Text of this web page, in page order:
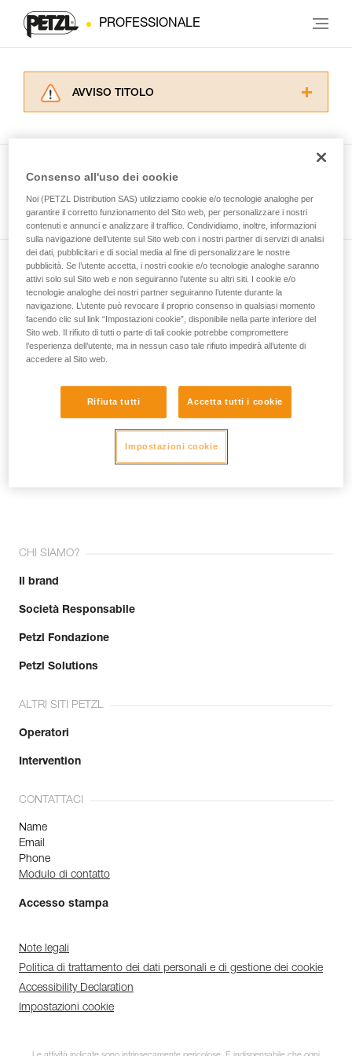
PROFESSIONALE
AVVISO TITOLO
La padronanza di queste tecniche richiede una
formazione ed un addestramento specifico.
Verificate con un professionista la vostra
capacità di rifare la manovra, da soli, in piena
sicurezza, prima di riprodurla autonomamente.
Forniamo esempi di tecniche relative alla vostra
attività. Ne possono esistere altre che non
vengono qui descritte.
Guarda tutti i consigli tecnici
Iscriviti alla newsletter
e rimani connesso alle nostre novità
E-mail *
Unisciti alla community!
CHI SIAMO?
Il brand
Società Responsabile
Petzl Fondazione
Petzl Solutions
ALTRI SITI PETZL
Operatori
Intervention
CONTATTACI
Name
Email
Phone
Modulo di contatto
Accesso stampa
Note legali
Politica di trattamento dei dati personali e di gestione dei cookie
Accessibility Declaration
Impostazioni cookie
Consenso all'uso dei cookie
Noi (PETZL Distribution SAS) utilizziamo cookie e/o tecnologie analoghe per
garantire il corretto funzionamento del Sito web, per personalizzare i nostri
contenuti e annunci e analizzare il traffico. Condividiamo, inoltre, informazioni
sulla navigazione dell’utente sul Sito web con i nostri partner di servizi di analisi
dei dati, pubblicitari e di social media al fine di personalizzare le nostre
pubblicità. Se l’utente accetta, i nostri cookie e/o tecnologie analoghe saranno
attivi solo sul Sito web e non seguiranno l’utente su altri siti. I cookie e/o
tecnologie analoghe dei nostri partner seguiranno l’utente durante la
navigazione. L’utente può revocare il proprio consenso in qualsiasi momento
facendo clic sul link “Impostazioni cookie”, disponibile nella parte inferiore del
Sito web. Il rifiuto di tutti o parte di tali cookie potrebbe compromettere
l’esperienza dell’utente, ma in nessun caso tale rifiuto impedirà all’utente di
accedere al Sito web.
Rifiuta tutti Accetta tutti i cookie
Impostazioni cookie